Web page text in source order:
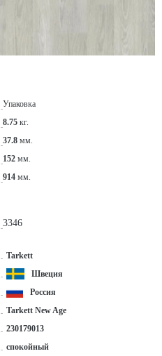
Упаковка
8.75 кг.
37.8 мм.
152 мм.
914 мм.
3346
Tarkett
Швеция
Россия
Tarkett New Age
230179013
спокойный